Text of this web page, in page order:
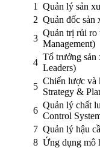
1
Quản lý sản
2 Quản đốc sản
3
Quản trị rủi ro
Management)
4
Tổ trưởng sản
Leaders)
5
Chiến lược và
Strategy &
6
Quản lý chất
Control
7 Quản lý hậu
8 Ứng dụng mô